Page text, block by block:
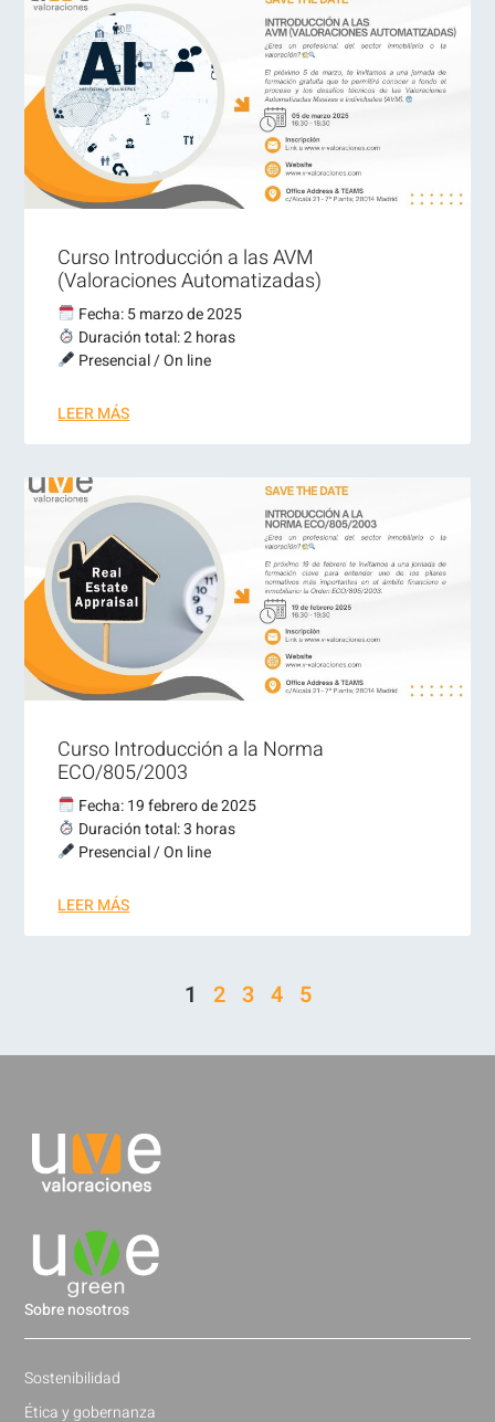
Curso Introducción a las AVM
(Valoraciones Automatizadas)
Fecha: 5 marzo de 2025
Duración total: 2 horas
Presencial / On line
LEER MÁS
Curso Introducción a la Norma
ECO/805/2003
Fecha: 19 febrero de 2025
Duración total: 3 horas
Presencial / On line
LEER MÁS
1 2 3 4 5
Sobre nosotros
Sostenibilidad
Ética y gobernanza